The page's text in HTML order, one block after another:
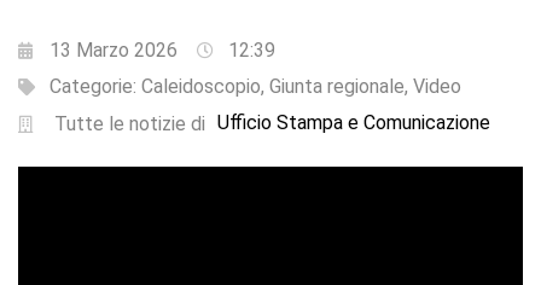
13 Marzo 2026
12:39
Categorie: Caleidoscopio, Giunta regionale, Video
Tutte le notizie di Ufficio Stampa e Comunicazione